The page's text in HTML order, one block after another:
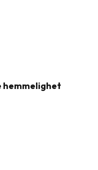
hemmelighet